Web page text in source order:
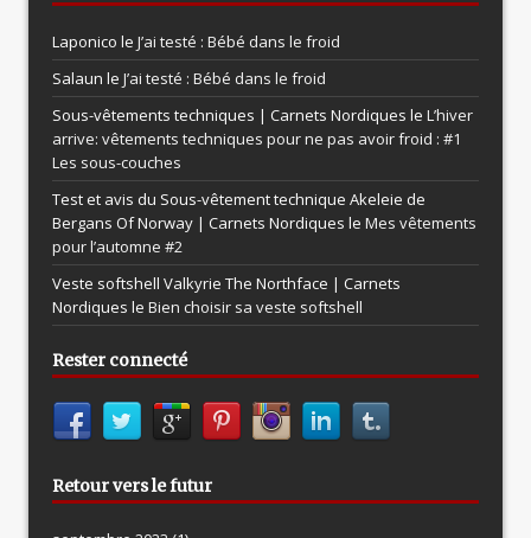
Laponico le J’ai testé : Bébé dans le froid
Salaun le J’ai testé : Bébé dans le froid
Sous-vêtements techniques | Carnets Nordiques le L’hiver
arrive: vêtements techniques pour ne pas avoir froid : #1
Les sous-couches
Test et avis du Sous-vêtement technique Akeleie de
Bergans Of Norway | Carnets Nordiques le Mes vêtements
pour l’automne #2
Veste softshell Valkyrie The Northface | Carnets
Nordiques le Bien choisir sa veste softshell
Rester connecté
Retour vers le futur